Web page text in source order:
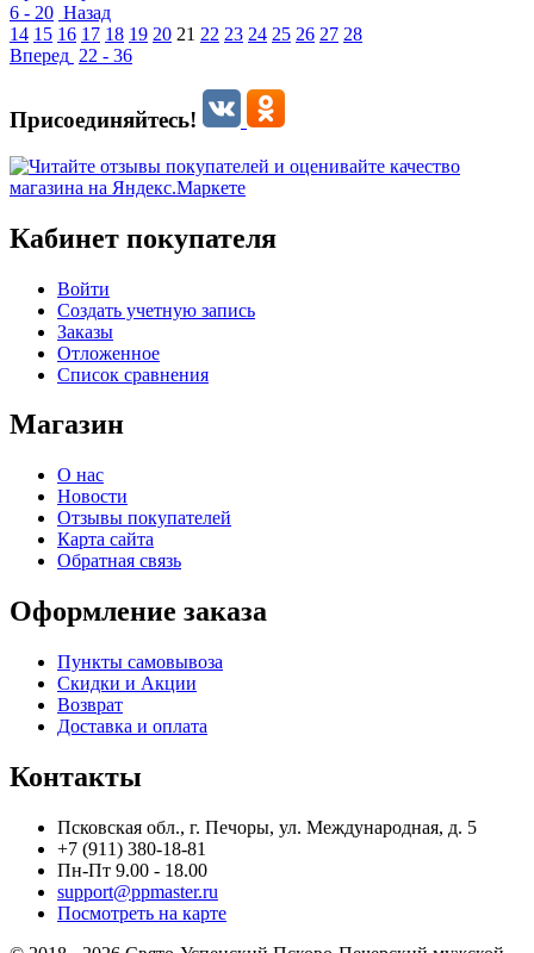
6 - 20 Назад
14 15 16 17 18 19 20 21 22 23 24 25 26 27 28
Вперед 22 - 36
Присоединяйтесь!
Кабинет покупателя
Войти
Создать учетную запись
Заказы
Отложенное
Список сравнения
Магазин
О нас
Новости
Отзывы покупателей
Карта сайта
Обратная связь
Оформление заказа
Пункты самовывоза
Скидки и Акции
Возврат
Доставка и оплата
Контакты
Псковская обл., г. Печоры, ул. Международная, д. 5
+7 (911) 380-18-81
Пн-Пт 9.00 - 18.00
support@ppmaster.ru
Посмотреть на карте